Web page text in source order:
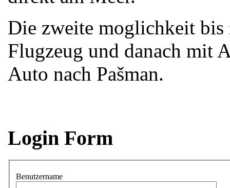
Die zweite moglichkeit
Flugzeug und danach mit
Auto nach Pašman.
Login Form
Benutzername